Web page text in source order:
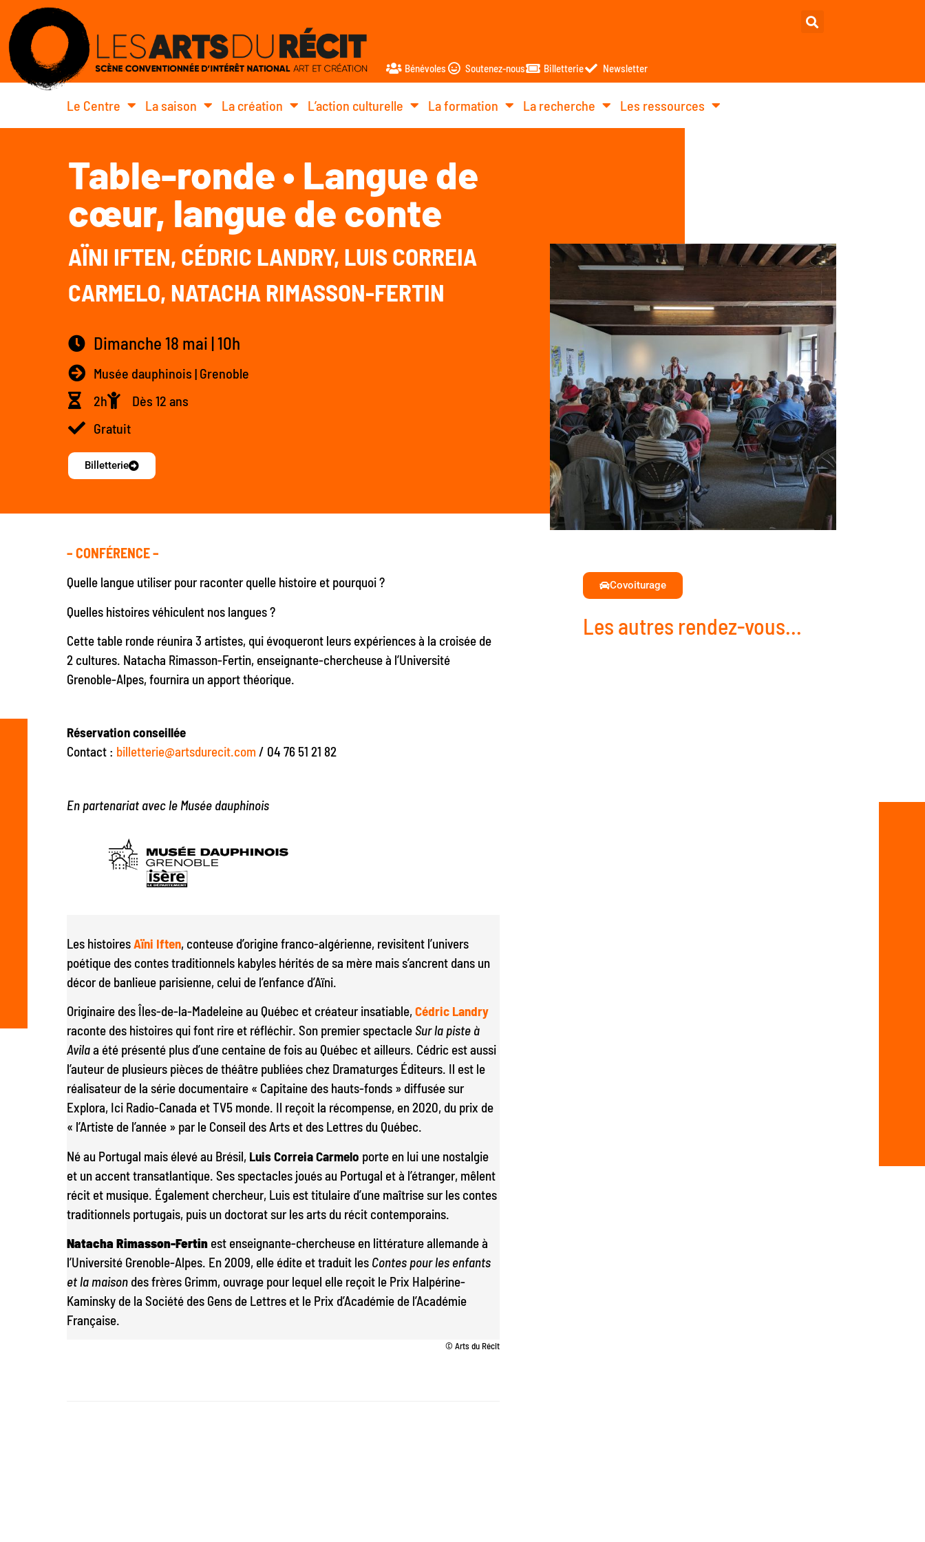
Bénévoles Soutenez-nous Billetterie Newsletter
Le Centre La saison La création L’action culturelle La formation La recherche Les ressources
Table-ronde • Langue de
cœur, langue de conte
AÏNI IFTEN, CÉDRIC LANDRY, LUIS CORREIA
CARMELO, NATACHA RIMASSON-FERTIN
Dimanche 18 mai | 10h
Musée dauphinois | Grenoble
2h
Dès 12 ans
Gratuit
Billetterie
– CONFÉRENCE –
Quelle langue utiliser pour raconter quelle histoire et pourquoi ?
Quelles histoires véhiculent nos langues ?
Cette table ronde réunira 3 artistes, qui évoqueront leurs expériences à la croisée de
2 cultures. Natacha Rimasson-Fertin, enseignante-chercheuse à l’Université
Grenoble-Alpes, fournira un apport théorique.
Réservation conseillée
Contact : billetterie@artsdurecit.com / 04 76 51 21 82
En partenariat avec le Musée dauphinois
Les histoiresAïni Iften, conteuse d’origine franco-algérienne, revisitent l’univers
poétique des contes traditionnels kabyles hérités de sa mère mais s’ancrent dans un
décor de banlieue parisienne, celui de l’enfance d’Aïni.
Originaire des Îles-de-la-Madeleine au Québec et créateur insatiable, Cédric Landry
raconte des histoires qui font rire et réfléchir. Son premier spectacleSur la piste à
Avilaa été présenté plus d’une centaine de fois au Québec et ailleurs. Cédric est aussi
l’auteur de plusieurs pièces de théâtre publiées chez Dramaturges Éditeurs. Il est le
réalisateur de la série documentaire « Capitaine des hauts-fonds » diffusée sur
Explora, Ici Radio-Canada et TV5 monde. Il reçoit la récompense, en 2020, du prix de
« l’Artiste de l’année » par le Conseil des Arts et des Lettres du Québec.
Né au Portugal mais élevé au Brésil, Luis Correia Carmelo porte en lui une nostalgie
et un accent transatlantique. Ses spectacles joués au Portugal et à l’étranger, mêlent
récit et musique. Également chercheur, Luis est titulaire d’une maîtrise sur les contes
traditionnels portugais, puis un doctorat sur les arts du récit contemporains.
Natacha Rimasson-Fertin est enseignante-chercheuse en littérature allemande à
l’Université Grenoble-Alpes. En 2009, elle édite et traduit les Contes pour les enfants
et la maisondes frères Grimm, ouvrage pour lequel elle reçoit le Prix Halpérine-
Kaminsky de la Société des Gens de Lettres et le Prix d’Académie de l’Académie
Française.
© Arts du Récit
Covoiturage
Les autres rendez-vous...